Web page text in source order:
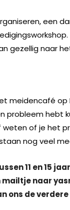
een
gezellig naar
meidencafé
probleem hebt
weten of je het
nog veel
11 en 15
naar
ons de